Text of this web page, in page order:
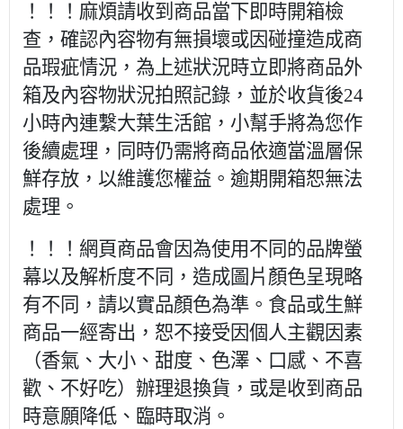
！！！麻煩請收到商品當下即時開箱檢
查，確認內容物有無損壞或因碰撞造成商
品瑕疵情況，為上述狀況時立即將商品外
箱及內容物狀況拍照記錄，並於收貨後24
小時內連繫大葉生活館，小幫手將為您作
後續處理，同時仍需將商品依適當溫層保
鮮存放，以維護您權益。逾期開箱恕無法
處理。
！！！網頁商品會因為使用不同的品牌螢
幕以及解析度不同，造成圖片顏色呈現略
有不同，請以實品顏色為準。食品或生鮮
商品一經寄出，恕不接受因個人主觀因素
（香氣、大小、甜度、色澤、口感、不喜
歡、不好吃）辦理退換貨，或是收到商品
時意願降低、臨時取消。